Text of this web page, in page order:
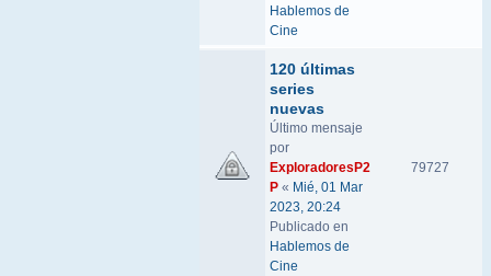
Hablemos de
Cine
120 últimas
series
nuevas
Último mensaje
por
ExploradoresP2
P « Mié, 01 Mar
2023, 20:24
Publicado en
Hablemos de
Cine
79727